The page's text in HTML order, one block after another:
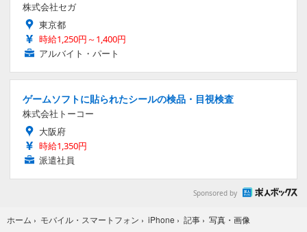
株式会社セガ
東京都
時給1,250円～1,400円
アルバイト・パート
ゲームソフトに貼られたシールの検品・目視検査
株式会社トーコー
大阪府
時給1,350円
派遣社員
Sponsored by
ホーム › モバイル・スマートフォン › iPhone › 記事 › 写真・画像